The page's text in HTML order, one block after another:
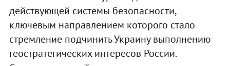
действующей системы безопасности,
ключевым направлением которого стало
стремление подчинить Украину выполнению
геостратегических интересов России.